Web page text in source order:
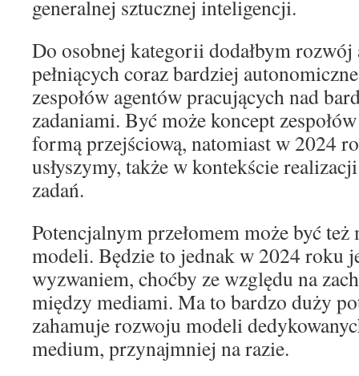
generalnej sztucznej inteligencji.
Do osobnej kategorii dodałbym
pełniących coraz bardziej
zespołów agentów pracujących nad
zadaniami. Być może koncept
formą przejściową, natomiast w 2024
usłyszymy, także w kontekście
zadań.
Potencjalnym przełomem może być
modeli. Będzie to jednak w 2024 roku
wyzwaniem, choćby ze względu na
między mediami. Ma to bardzo duży
zahamuje rozwoju modeli
medium, przynajmniej na razie.